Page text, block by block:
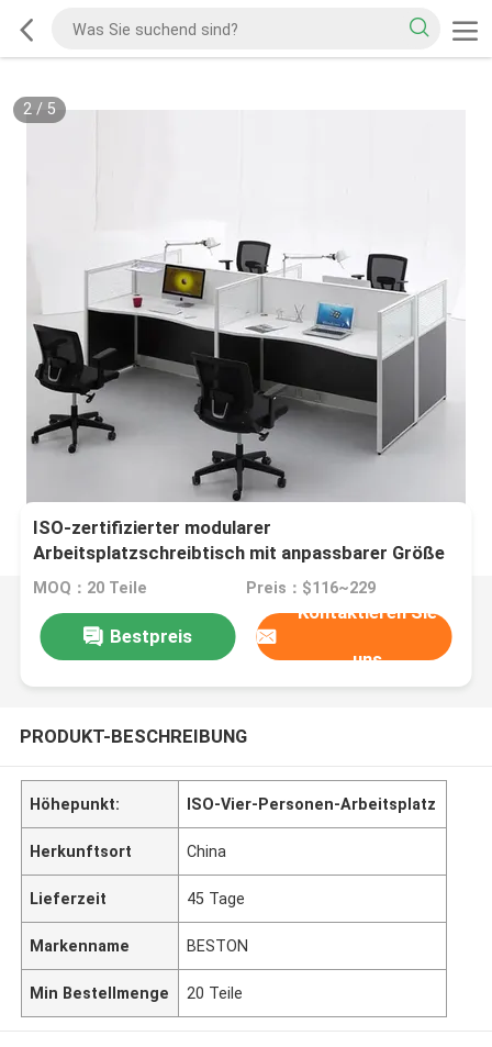
2/ 5
ISO-zertifizierter modularer
Arbeitsplatzschreibtisch mit anpassbarer Größe
und Melaminplatte
MOQ：20 Teile Preis：$116~229
Bestpreis
Kontaktieren Sie
uns
PRODUKT-BESCHREIBUNG
Höhepunkt: ISO-Vier-Personen-Arbeitsplatz
Herkunftsort China
Lieferzeit 45 Tage
Markenname BESTON
Min Bestellmenge 20 Teile